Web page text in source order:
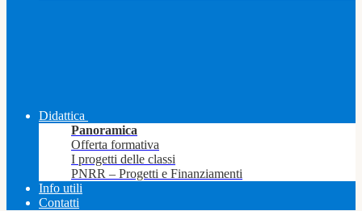
Didattica
Panoramica
Offerta formativa
I progetti delle classi
PNRR – Progetti e Finanziamenti
Info utili
Contatti